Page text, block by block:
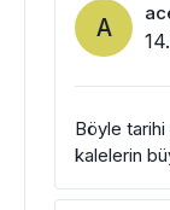
A
Böyle tarihi
kalelerin